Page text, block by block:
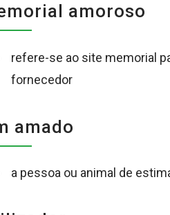
amoroso
refere-se ao site memorial
fornecedor
amado
a pessoa ou animal de